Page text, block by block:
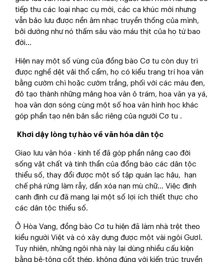
tiếp thu các loại nhạc cụ mới, các ca khúc mới nhưng
vẫn bảo lưu được nền âm nhạc truyền thống của mình,
bởi dường như nó thấm sâu vào máu thịt của họ từ bao
đời...
Hiện nay một số vùng của đồng bào Cơ tu còn duy trì
được nghề dệt vải thổ cẩm, họ có kiểu trang trí hoa văn
bằng cườm chì hoặc cườm trắng, phối với các màu đen,
đỏ tạo thành những mảng hoa văn ô trám, hoa văn ya yá,
hoa văn dợn sóng cùng một số hoa văn hình học khác
góp phần tạo nên bản sắc riêng của người Cơ tu .
Khơi dậy lòng tự hào về văn hóa dân tộc
Giao lưu văn hóa - kinh tế đã góp phần nâng cao đời
sống vật chất và tinh thần của đồng bào các dân tộc
thiểu số, thay đổi được một số tập quán lạc hậu, hạn
chế phá rừng làm rẫy, dần xóa nạn mù chữ... Việc định
canh định cư đã mang lại một số lợi ích thiết thực cho
các dân tộc thiểu số.
Ở Hòa Vang, đồng bào Cơ tu hiện đã làm nhà trệt theo
kiểu người Việt và có xây dựng được một vài ngôi Gươl.
Tuy nhiên, những ngôi nhà này lại dùng nhiều cấu kiện
bằng bê-tông cốt thép, không đúng với kiến trúc truyền